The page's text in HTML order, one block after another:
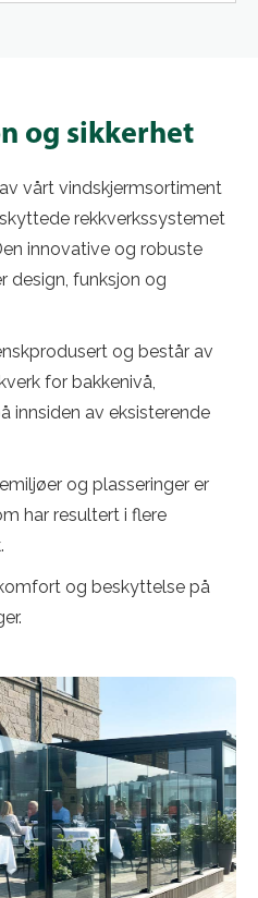
og sikkerhet
vårt vindskjermsortiment
rekkverkssystemet
innovative og robuste
design, funksjon og
og består av
for bakkenivå,
innsiden av eksisterende
og plasseringer er
har resultert i flere
og beskyttelse på